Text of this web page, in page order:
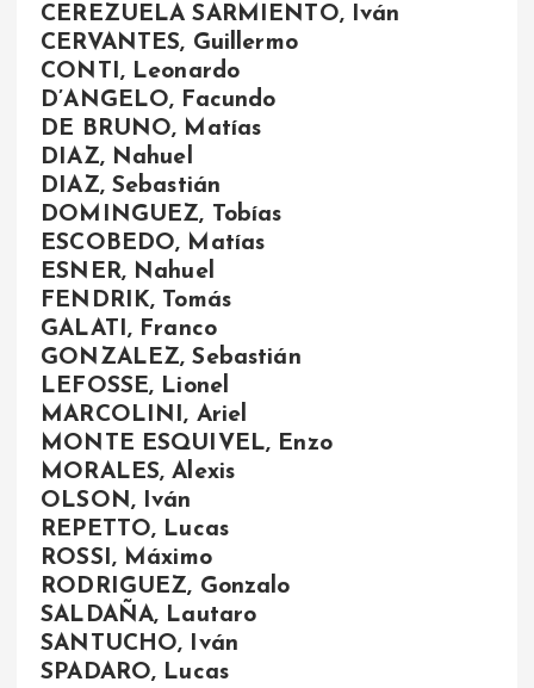
CEREZUELA SARMIENTO, Iván
CERVANTES, Guillermo
CONTI, Leonardo
D’ANGELO, Facundo
DE BRUNO, Matías
DIAZ, Nahuel
DIAZ, Sebastián
DOMINGUEZ, Tobías
ESCOBEDO, Matías
ESNER, Nahuel
FENDRIK, Tomás
GALATI, Franco
GONZALEZ, Sebastián
LEFOSSE, Lionel
MARCOLINI, Ariel
MONTE ESQUIVEL, Enzo
MORALES, Alexis
OLSON, Iván
REPETTO, Lucas
ROSSI, Máximo
RODRIGUEZ, Gonzalo
SALDAÑA, Lautaro
SANTUCHO, Iván
SPADARO, Lucas